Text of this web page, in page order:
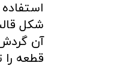
شکل
آن
قطعه را